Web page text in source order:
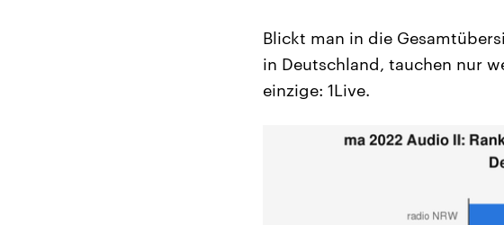
Blickt man in die
in Deutschland, tauchen nur
einzige: 1Live.